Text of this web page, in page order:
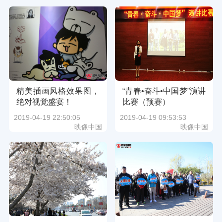
精美插画风格效果图，
绝对视觉盛宴！
2019-04-19 22:50:05
映像中国
“青春•奋斗•中国梦”演讲
比赛（预赛）
2019-04-19 09:53:53
映像中国